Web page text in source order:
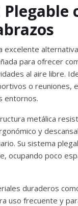
excelente
para ofrecer
al aire libre.
o reuniones,
entornos.
metálica
y
Su sistema
ocupando poco
duraderos
uso frecuente y